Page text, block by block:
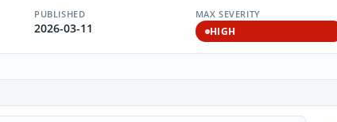
PUBLISHED
2026-03-11
MAX SEVERITY
HIGH